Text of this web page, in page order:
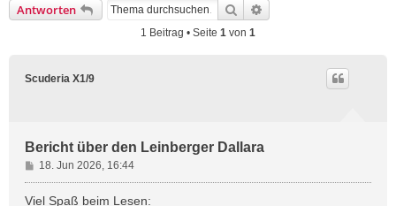
Antworten Suche
1 Beitrag • Seite 1 von 1
Scuderia X1/9
Bericht über den Leinberger Dallara
B
e
i
18. Jun 2026, 16:44
Viel Spaß beim Lesen: